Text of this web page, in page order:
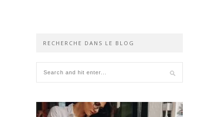
RECHERCHE DANS LE BLOG